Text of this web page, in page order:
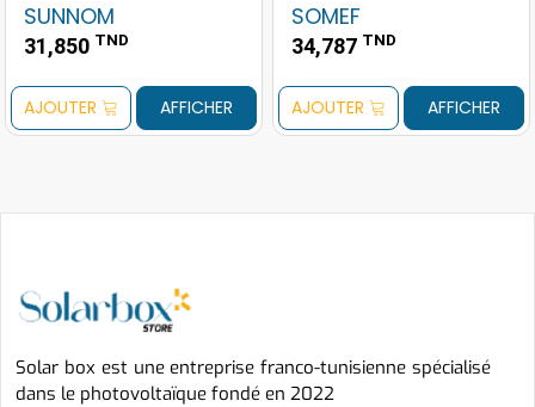
SUNNOM
31,850 TND
AJOUTER AFFICHER
SOMEF
34,787 TND
AJOUTER AFFICHER
Solar box est une entreprise franco-tunisienne spécialisé
dans le photovoltaïque fondé en 2022